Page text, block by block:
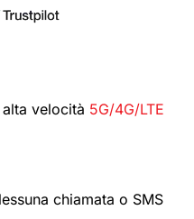
velocità 5G/4G/LTE
chiamata o SMS